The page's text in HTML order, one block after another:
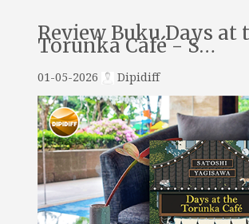
Review Buku Days at
Torunka Café - S…
01-05-2026 Dipidiff